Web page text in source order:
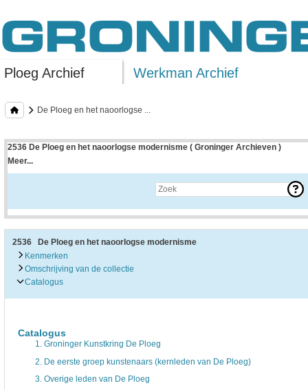
Ploeg Archief Werkman Archief
De Ploeg en het naoorlogse ...
2536 De Ploeg en het naoorlogse modernisme ( Groninger Archieven )
Meer...
Uitleg bij archieftoegang
Een archieftoegang geeft uitgebreide informatie over een bepaald archief.
• Kenmerken van het archief
• Inleiding op het archief
• Inventaris of plaatsingslijst
• Eventueel bijlagen
De kenmerken van het archief zijn o.m. de omvang, vindplaats,
De inleiding op het archief bevat interessante informatie over de
bevatten.
Bij het zoeken in de inventaris wordt de hiërarchie gevolgd. De rubrieken in
2536 De Ploeg en het naoorlogse modernisme
Kenmerken
Omschrijving van de collectie
Catalogus
Catalogus
1.Groninger Kunstkring De Ploeg
2.De eerste groep kunstenaars (kernleden van De Ploeg)
3.Overige leden van De Ploeg